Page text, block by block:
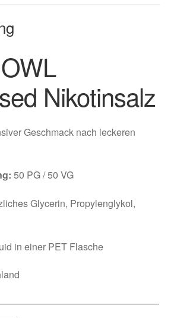
Nikotinsalz
Geschmack nach leckeren
50 PG / 50 VG
Glycerin, Propylenglykol,
in einer PET Flasche